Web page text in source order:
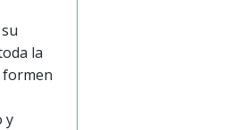
la
formen
y